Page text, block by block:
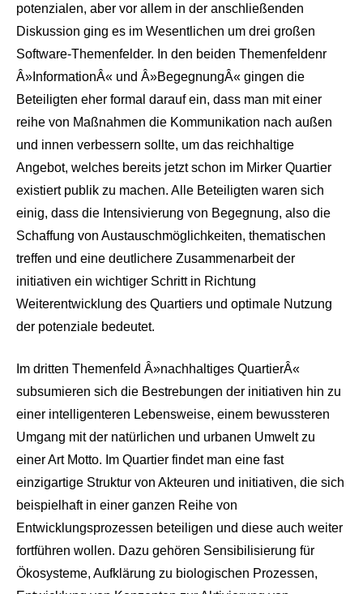
potenzialen, aber vor allem in der anschließenden
Diskussion ging es im Wesentlichen um drei großen
Software-Themenfelder. In den beiden Themenfeldenr
Â»InformationÂ« und Â»BegegnungÂ« gingen die
Beteiligten eher formal darauf ein, dass man mit einer
reihe von Maßnahmen die Kommunikation nach außen
und innen verbessern sollte, um das reichhaltige
Angebot, welches bereits jetzt schon im Mirker Quartier
existiert publik zu machen. Alle Beteiligten waren sich
einig, dass die Intensivierung von Begegnung, also die
Schaffung von Austauschmöglichkeiten, thematischen
treffen und eine deutlichere Zusammenarbeit der
initiativen ein wichtiger Schritt in Richtung
Weiterentwicklung des Quartiers und optimale Nutzung
der potenziale bedeutet.
Im dritten Themenfeld Â»nachhaltiges QuartierÂ«
subsumieren sich die Bestrebungen der initiativen hin zu
einer intelligenteren Lebensweise, einem bewussteren
Umgang mit der natürlichen und urbanen Umwelt zu
einer Art Motto. Im Quartier findet man eine fast
einzigartige Struktur von Akteuren und initiativen, die sich
beispielhaft in einer ganzen Reihe von
Entwicklungsprozessen beteiligen und diese auch weiter
fortführen wollen. Dazu gehören Sensibilisierung für
Ökosysteme, Aufklärung zu biologischen Prozessen,